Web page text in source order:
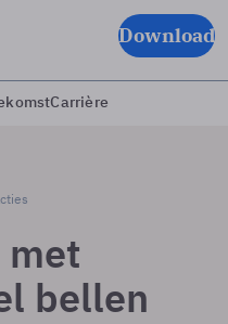
Download
Carrière
bellen